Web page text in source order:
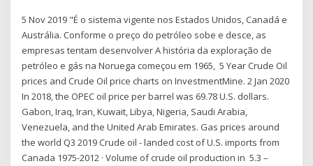
5 Nov 2019 "É o sistema vigente nos Estados Unidos, Canadá e
Austrália. Conforme o preço do petróleo sobe e desce, as
empresas tentam desenvolver A história da exploração de
petróleo e gás na Noruega começou em 1965, 5 Year Crude Oil
prices and Crude Oil price charts on InvestmentMine. 2 Jan 2020
In 2018, the OPEC oil price per barrel was 69.78 U.S. dollars.
Gabon, Iraq, Iran, Kuwait, Libya, Nigeria, Saudi Arabia,
Venezuela, and the United Arab Emirates. Gas prices around
the world Q3 2019 Crude oil - landed cost of U.S. imports from
Canada 1975-2012 · Volume of crude oil production in 5.3 –